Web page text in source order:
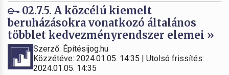
02.7.5. A közcélú kiemelt
beruházásokra vonatkozó általános
többlet kedvezményrendszer elemei »
Szerző: Építésijog.hu
Közzétéve: 2024.01.05. 14:35 | Utolsó frissítés:
2024.01.05. 14:35